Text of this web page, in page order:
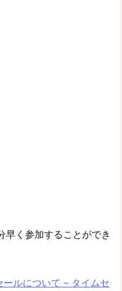
早く参加することができ
ルについて – タイムセ